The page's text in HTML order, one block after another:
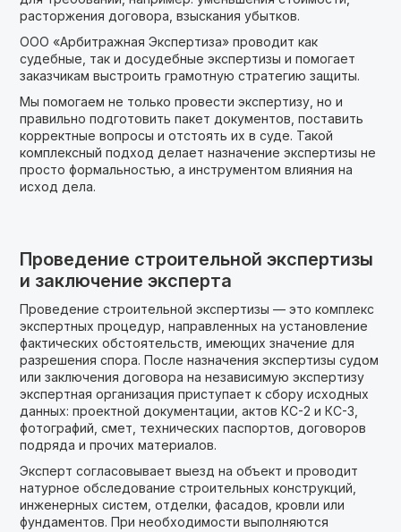
расторжения договора, взыскания убытков.
ООО «Арбитражная Экспертиза» проводит как
судебные, так и досудебные экспертизы и помогает
заказчикам выстроить грамотную стратегию защиты.
Мы помогаем не только провести экспертизу, но и
правильно подготовить пакет документов, поставить
корректные вопросы и отстоять их в суде. Такой
комплексный подход делает назначение экспертизы не
просто формальностью, а инструментом влияния на
исход дела.
Проведение строительной экспертизы
и заключение эксперта
Проведение строительной экспертизы — это комплекс
экспертных процедур, направленных на установление
фактических обстоятельств, имеющих значение для
разрешения спора. После назначения экспертизы судом
или заключения договора на независимую экспертизу
экспертная организация приступает к сбору исходных
данных: проектной документации, актов КС-2 и КС-3,
фотографий, смет, технических паспортов, договоров
подряда и прочих материалов.
Эксперт согласовывает выезд на объект и проводит
натурное обследование строительных конструкций,
инженерных систем, отделки, фасадов, кровли или
фундаментов. При необходимости выполняются